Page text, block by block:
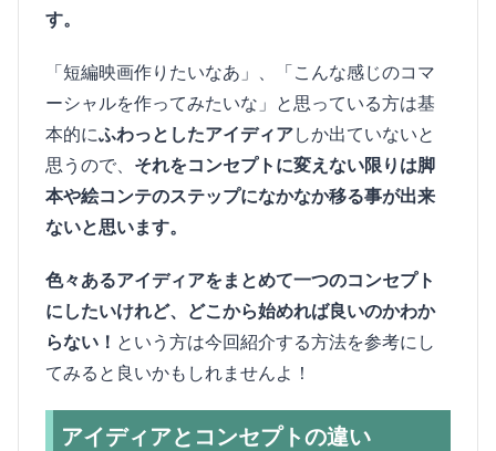
す。
「短編映画作りたいなあ」、「こんな感じのコマ
ーシャルを作ってみたいな」と思っている方は基
本的にふわっとしたアイディアしか出ていないと
思うので、 それをコンセプトに変えない限りは脚
本や絵コンテのステップになかなか移る事が出来
ないと思います。
色々あるアイディアをまとめて一つのコンセプト
にしたいけれど、どこから始めれば良いのかわか
らない！ という方は今回紹介する方法を参考にし
てみると良いかもしれませんよ！
アイディアとコンセプトの違い